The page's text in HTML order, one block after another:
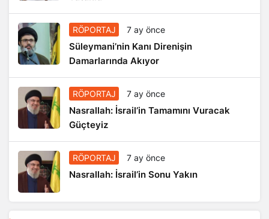
RÖPORTAJ 7 ay önce
Süleymani’nin Kanı Direnişin
Damarlarında Akıyor
RÖPORTAJ 7 ay önce
Nasrallah: İsrail’in Tamamını Vuracak
Güçteyiz
RÖPORTAJ 7 ay önce
Nasrallah: İsrail’in Sonu Yakın